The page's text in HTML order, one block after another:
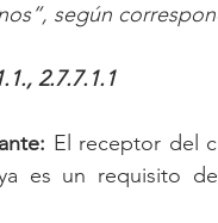
según
2.7.7.1.1
El receptor del
es un requisito